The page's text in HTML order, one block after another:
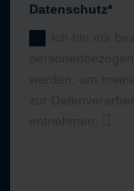
Datenschutz*